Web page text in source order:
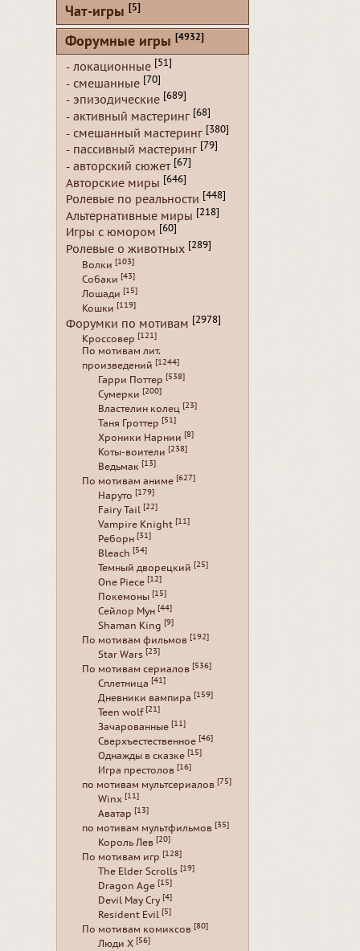
Чат-игры [5]
Форумные игры [4932]
- локационные [51]
- смешанные [70]
- эпизодические [689]
- активный мастеринг [68]
- смешанный мастеринг [380]
- пассивный мастеринг [79]
- авторский сюжет [67]
Авторские миры [646]
Ролевые по реальности [448]
Альтернативные миры [218]
Игры с юмором [60]
Ролевые о животных [289]
Волки [103]
Собаки [43]
Лошади [15]
Кошки [119]
Форумки по мотивам [2978]
Кроссовер [121]
По мотивам лит.
произведений [1244]
Гарри Поттер [538]
Сумерки [200]
Властелин колец [23]
Таня Гроттер [51]
Хроники Нарнии [8]
Коты-воители [238]
Ведьмак [13]
По мотивам аниме [627]
Наруто [179]
Fairy Tail [22]
Vampire Knight [11]
Реборн [31]
Bleach [54]
Темный дворецкий [25]
One Piece [12]
Покемоны [15]
Сейлор Мун [44]
Shaman King [9]
По мотивам фильмов [192]
Star Wars [23]
По мотивам сериалов [536]
Сплетница [41]
Дневники вампира [159]
Teen wolf [21]
Зачарованные [11]
Сверхъестественное [46]
Однажды в сказке [15]
Игра престолов [16]
по мотивам мультсериалов [75]
Winx [11]
Аватар [13]
по мотивам мультфильмов [35]
Король Лев [20]
По мотивам игр [128]
The Elder Scrolls [19]
Dragon Age [15]
Devil May Cry [4]
Resident Evil [5]
По мотивам комиксов [80]
Люди Х [56]